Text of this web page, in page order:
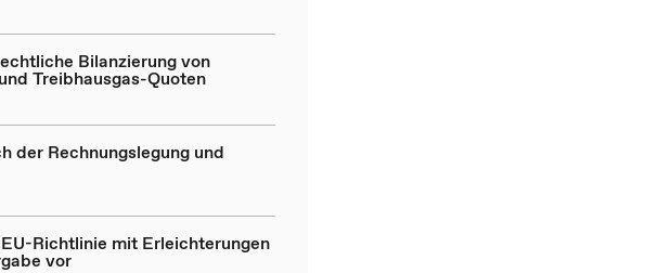
Bilanzierung von
Treibhausgas-Quoten
der Rechnungslegung und
Richtlinie mit Erleichterungen
vor